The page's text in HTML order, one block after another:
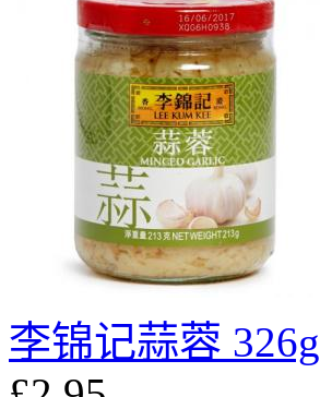
李锦记蒜蓉 326g